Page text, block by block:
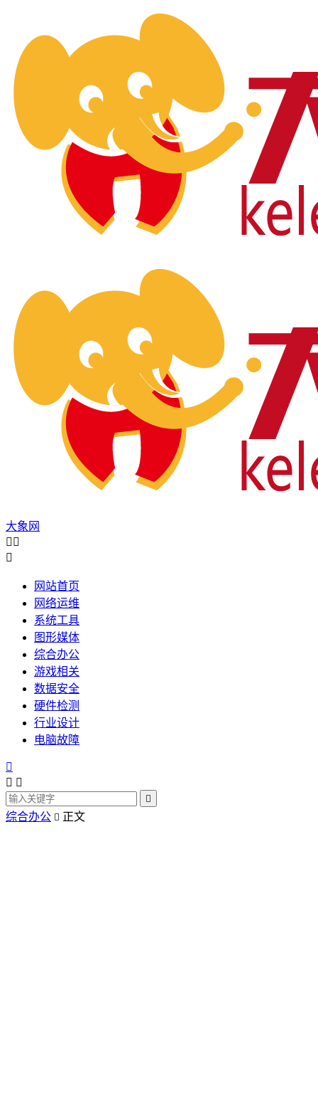
大象网
 

网站首页
网络运维
系统工具
图形媒体
综合办公
游戏相关
数据安全
硬件检测
行业设计
电脑故障

 

综合办公  正文